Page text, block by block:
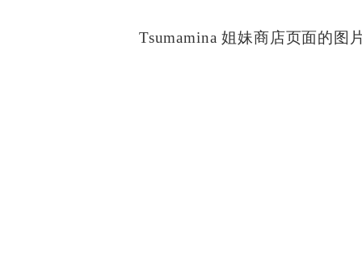
Tsumamina 姐妹商店页面的图